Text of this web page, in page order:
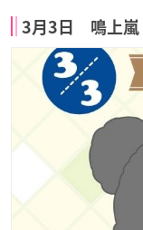
3月3日 鳴上嵐